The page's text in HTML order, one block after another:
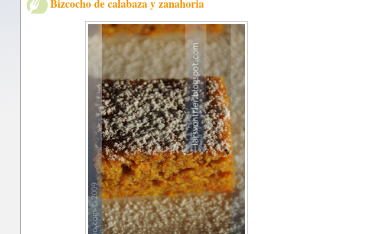
Bizcocho de calabaza y zanahoria